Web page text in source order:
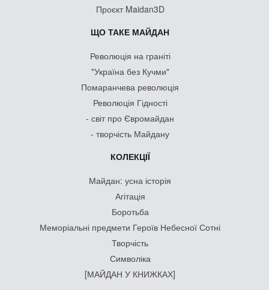
Проєкт Maidan3D
ЩО ТАКЕ МАЙДАН
Революція на граніті
"Україна без Кучми"
Помаранчева революція
Революція Гідності
- світ про Євромайдан
- творчість Майдану
КОЛЕКЦІЇ
Майдан: усна історія
Агітація
Боротьба
Меморіальні предмети Героїв Небесної Сотні
Творчість
Символіка
[МАЙДАН У КНИЖКАХ]